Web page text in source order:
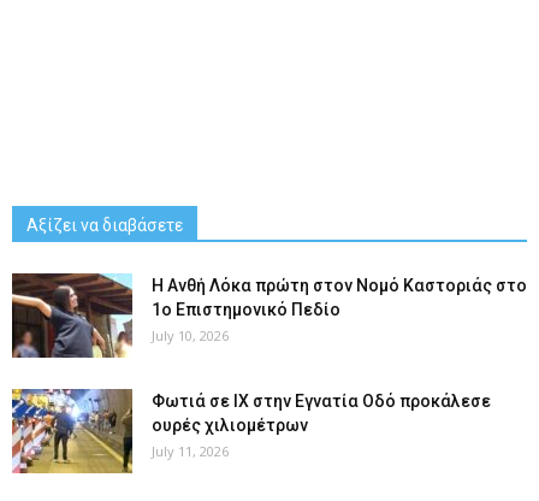
Αξίζει να διαβάσετε
Η Ανθή Λόκα πρώτη στον Νομό Καστοριάς στο
1ο Επιστημονικό Πεδίο
July 10, 2026
Φωτιά σε ΙΧ στην Εγνατία Οδό προκάλεσε
ουρές χιλιομέτρων
July 11, 2026